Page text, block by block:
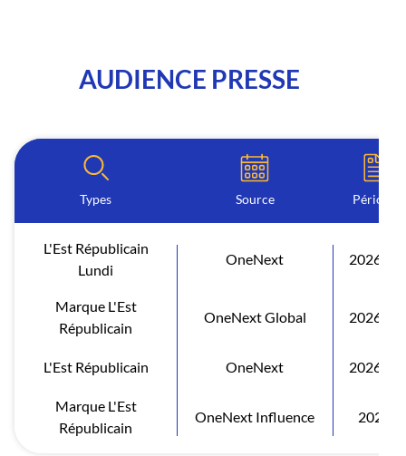
AUDIENCE PRESSE
Types Source Période
L'Est Républicain
Lundi
OneNext 2026 S1
Marque L'Est
Républicain
OneNext Global 2026 S1
L'Est Républicain OneNext 2026 S1
Marque L'Est
Républicain
OneNext Influence 2026